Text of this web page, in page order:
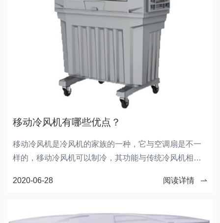
移动冷风机有哪些优点？
移动冷风机是冷风机的家族的一种，它与空调扇是不一
样的，移动冷风机可以制冷，其功能与传统冷风机相差
2020-06-28
阅读详情